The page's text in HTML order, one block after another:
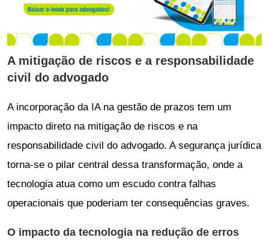
A mitigação de riscos e a responsabilidade
civil do advogado
A incorporação da IA na gestão de prazos tem um
impacto direto na mitigação de riscos e na
responsabilidade civil do advogado. A segurança jurídica
torna-se o pilar central dessa transformação, onde a
tecnologia atua como um escudo contra falhas
operacionais que poderiam ter consequências graves.
O impacto da tecnologia na redução de erros